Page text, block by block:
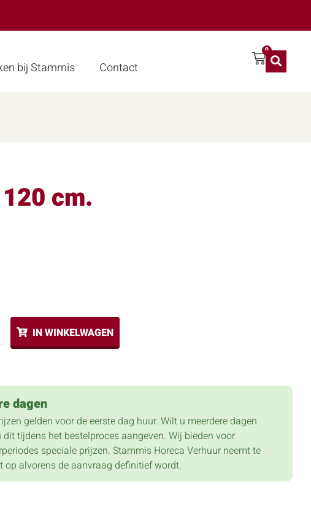
bij Stammis Contact
0
cm.
IN WINKELWAGEN
dagen
gelden voor de eerste dag huur. Wilt u meerdere dagen
dit tijdens het bestelproces aangeven. Wij bieden voor
speciale prijzen. Stammis Horeca Verhuur neemt te
op alvorens de aanvraag definitief wordt.